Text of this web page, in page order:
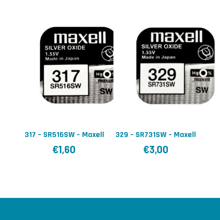
317 – SR516SW – Maxell
€1,60
329 – SR731SW – Maxell
€3,00